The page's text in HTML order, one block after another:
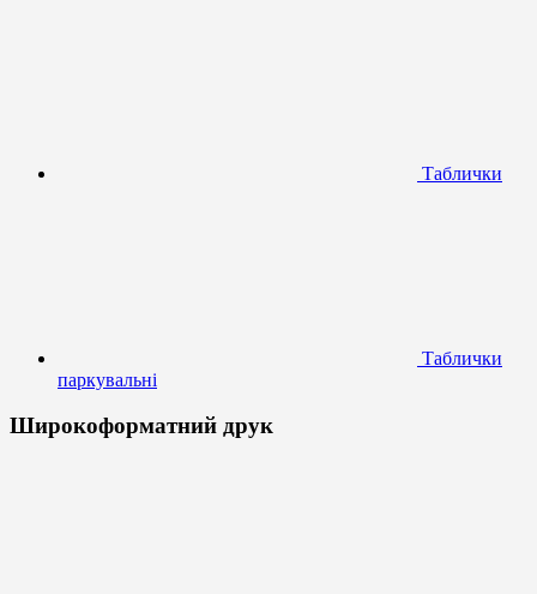
Таблички
Таблички
паркувальні
Широкоформатний друк